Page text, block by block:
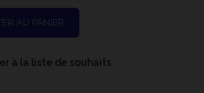
AU PANIER
à la liste de souhaits